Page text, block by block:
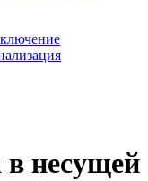
в несущей